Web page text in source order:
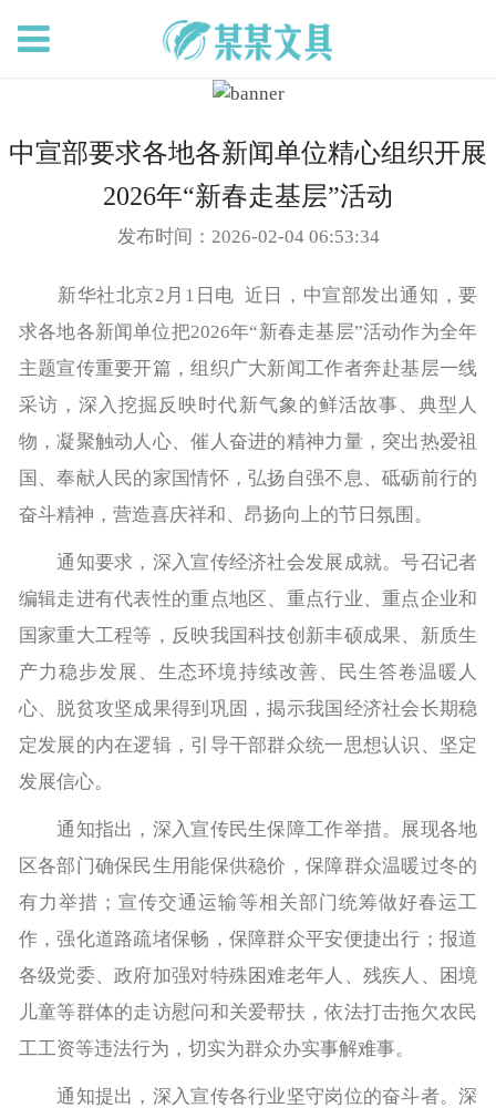
中宣部要求各地各新闻单位精心组织开展
2026年“新春走基层”活动
发布时间：2026-02-04 06:53:34
新华社北京2月1日电 近日，中宣部发出通知，要
求各地各新闻单位把2026年“新春走基层”活动作为全年
主题宣传重要开篇，组织广大新闻工作者奔赴基层一线
采访，深入挖掘反映时代新气象的鲜活故事、典型人
物，凝聚触动人心、催人奋进的精神力量，突出热爱祖
国、奉献人民的家国情怀，弘扬自强不息、砥砺前行的
奋斗精神，营造喜庆祥和、昂扬向上的节日氛围。
通知要求，深入宣传经济社会发展成就。号召记者
编辑走进有代表性的重点地区、重点行业、重点企业和
国家重大工程等，反映我国科技创新丰硕成果、新质生
产力稳步发展、生态环境持续改善、民生答卷温暖人
心、脱贫攻坚成果得到巩固，揭示我国经济社会长期稳
定发展的内在逻辑，引导干部群众统一思想认识、坚定
发展信心。
通知指出，深入宣传民生保障工作举措。展现各地
区各部门确保民生用能保供稳价，保障群众温暖过冬的
有力举措；宣传交通运输等相关部门统筹做好春运工
作，强化道路疏堵保畅，保障群众平安便捷出行；报道
各级党委、政府加强对特殊困难老年人、残疾人、困境
儿童等群体的走访慰问和关爱帮扶，依法打击拖欠农民
工工资等违法行为，切实为群众办实事解难事。
通知提出，深入宣传各行业坚守岗位的奋斗者。深